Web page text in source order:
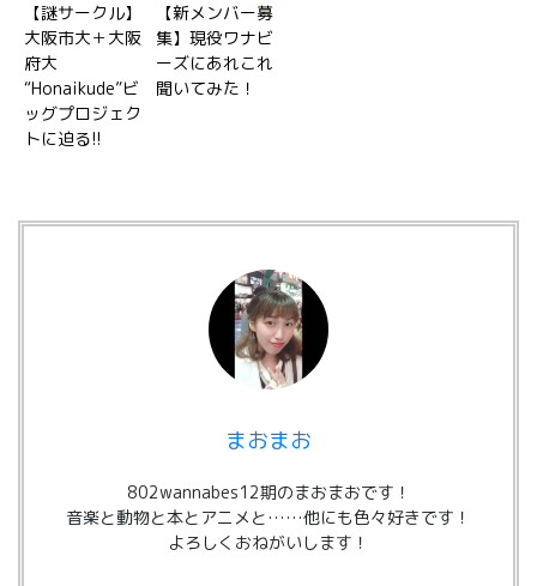
【謎サークル】
大阪市大＋大阪
府大
“Honaikude”ビ
ッグプロジェク
トに迫る!!
【新メンバー募
集】現役ワナビ
ーズにあれこれ
聞いてみた！
まおまお
802wannabes12期のまおまおです！
音楽と動物と本とアニメと……他にも色々好きです！
よろしくおねがいします！